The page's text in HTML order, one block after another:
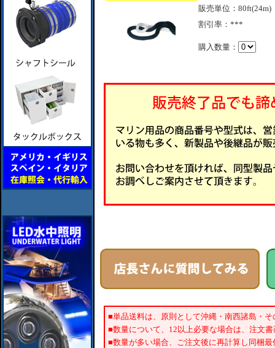
販売単位：80ft(24m)
割引率：***
購入数量：
■単品送料は、原則として沖縄・南西諸島・
■数量について、12以上必要な場合は、注文
■数量が多い場合、ご注文後に再計算し同梱